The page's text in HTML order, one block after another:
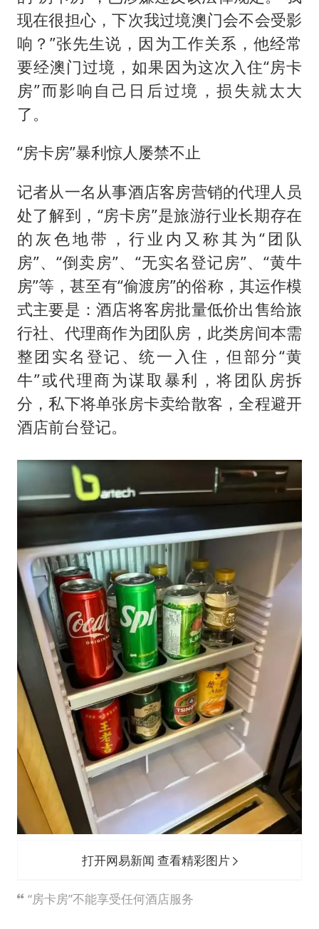
现在很担心，下次我过境澳门会不会受影
响？”张先生说，因为工作关系，他经常
要经澳门过境，如果因为这次入住“房卡
房”而影响自己日后过境，损失就太大
了。
“房卡房”暴利惊人屡禁不止
记者从一名从事酒店客房营销的代理人员
处了解到，“房卡房”是旅游行业长期存在
的灰色地带，行业内又称其为“团队
房”、“倒卖房”、“无实名登记房”、“黄牛
房”等，甚至有“偷渡房”的俗称，其运作模
式主要是：酒店将客房批量低价出售给旅
行社、代理商作为团队房，此类房间本需
整团实名登记、统一入住，但部分“黄
牛”或代理商为谋取暴利，将团队房拆
分，私下将单张房卡卖给散客，全程避开
酒店前台登记。
打开网易新闻 查看精彩图片
“房卡房”不能享受任何酒店服务